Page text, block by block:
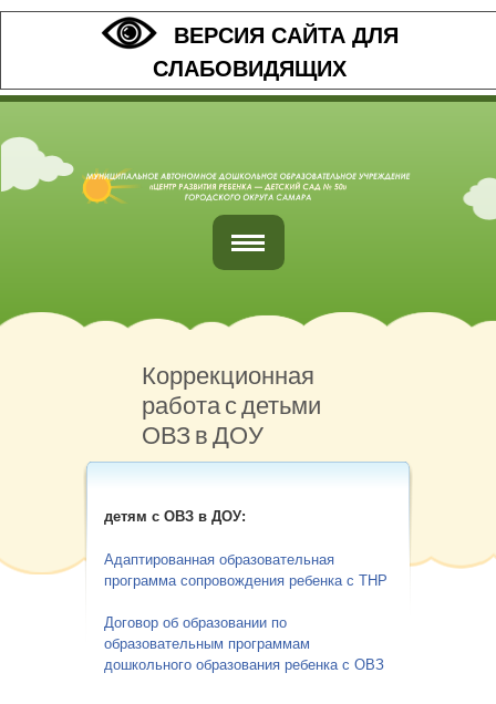
ВЕРСИЯ САЙТА ДЛЯ
СЛАБОВИДЯЩИХ
Главная
Наши контакты
Организация питания
Коррекционная
работа с детьми
ОВЗ в ДОУ
детям с ОВЗ в ДОУ:
Адаптированная образовательная
программа сопровождения ребенка с ТНР
Договор об образовании по
образовательным программам
дошкольного образования ребенка с ОВЗ